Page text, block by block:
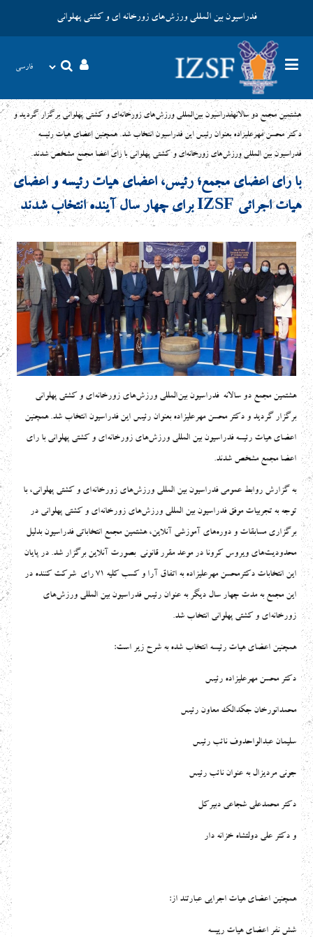
فدراسیون بین المللی ورزش‌های زورخانه ای و کشتی پهلوانی
هشتمين مجمع دو سالانهفدراسیون بین‌المللی ورزش‌های زورخانه‌ای و کشتی پهلوانی برگزار گردید و
دكتر محسن مهرعلیزاده بعنوان رئیس اين فدراسيون انتخاب شد. همچنين اعضاي هيات رئيسه
فدراسيون بين المللي ورزش‌هاي زورخانه‌اي و كشتي پهلواني با راي اعضا مجمع مشخص شدند.
با رای اعضای مجمع؛ رئیس، اعضای هیات رئیسه و اعضای
هیات اجرائی IZSF برای چهار سال آینده انتخاب شدند
هشتمين مجمع دو سالانه فدراسیون بین‌المللی ورزش‌های زورخانه‌ای و کشتی پهلوانی
برگزار گردید و دكتر محسن مهرعلیزاده بعنوان رئیس اين فدراسيون انتخاب شد. همچنين
اعضاي هيات رئيسه فدراسيون بين المللي ورزش‌هاي زورخانه‌اي و كشتي پهلواني با راي
اعضا مجمع مشخص شدند.
به گزارش روابط عمومی فدراسیون بین المللی ورزش‌های زورخانه‌ای و کشتی پهلوانی، با
توجه به تجربیات موفق فدراسیون بین المللی ورزش‌های زورخانه‌ای و کشتی پهلوانی در
برگزاری مسابقات و دوره‌های آموزشی آنلاین، هشتمین مجمع انتخاباتی فدراسیون بدلیل
محدودیت‌های ویروس کرونا در موعد مقرر قانونی بصورت آنلاین برگزار شد. در پایان
این انتخابات دكترمحسن مهرعلیزاده به اتفاق آرا و کسب کلیه ۷۱ رای شرکت کننده در
این مجمع به مدت چهار سال ديگر به عنوان رئیس فدراسیون بین المللی ورزش‌های
زورخانه‌ای و کشتی پهلوانی انتخاب شد.
همچنين اعضاي هيات رئيسه انتخاب شده به شرح زير است:
دكتر محسن مهرعليزاده رئيس
محمدانورخان جكدالك معاون رئيس
سليمان عبدالواحدوف نائب رئيس
جونی مردیزال به عنوان نائب رئيس
دکتر محمدعلي شجاعي دبيركل
و دکتر علی دولتشاه خزانه دار
همچنين اعضاي هيات اجرايي عبارتند از:
شش نفر اعضای هیات رییسه